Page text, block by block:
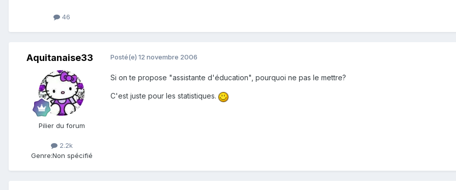
46
Aquitanaise33
Pilier du forum
2.2k
Genre:Non spécifié
Posté(e) 12 novembre 2006
Si on te propose "assistante d'éducation", pourquoi ne pas le mettre?
C'est juste pour les statistiques.